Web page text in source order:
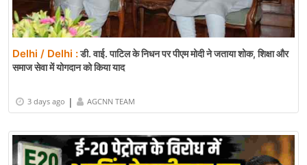
Delhi / Delhi :डी. वाई. पाटिल के निधन पर पीएम मोदी ने जताया शोक, शिक्षा और
समाज सेवा में योगदान को किया याद
3 days ago | AGCNN TEAM